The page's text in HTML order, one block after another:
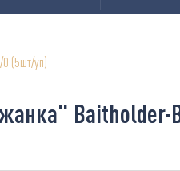
(5шт/уп)
Baitholder-